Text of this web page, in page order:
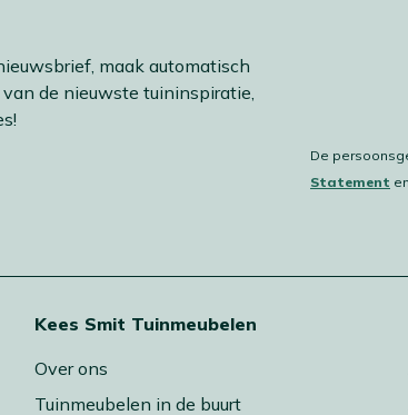
maak automatisch
de nieuwste tuininspiratie,
De
Statement en
Kees Smit Tuinmeubelen
Over ons
Tuinmeubelen in de buurt